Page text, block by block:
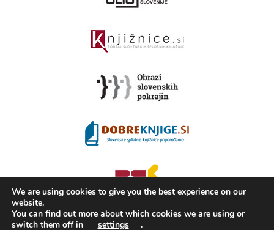
We are using cookies to give you the best experience on our
website.
You can find out more about which cookies we are using or
switch them off in
settings .